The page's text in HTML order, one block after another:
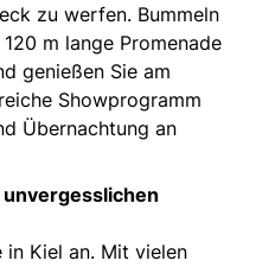
zu werfen. Bummeln
m lange Promenade
genießen Sie am
Showprogramm
Übernachtung an
Kiel an. Mit vielen